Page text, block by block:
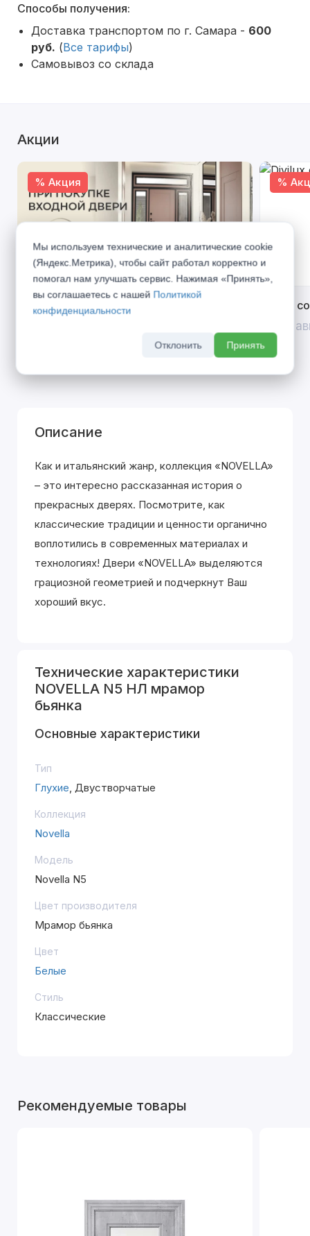
Способы получения:
Доставка транспортом по г. Самара - 600
руб. (Все тарифы)
Самовывоз со склада
Акции
% Акция
Открой двери выгоде. Дополнительная
%
Divilux
До 31
Описание
Как и итальянский жанр, коллекция «NOVELLA»
– это интересно рассказанная история о
прекрасных дверях. Посмотрите, как
классические традиции и ценности органично
воплотились в современных материалах и
технологиях! Двери «NOVELLA» выделяютcя
грациозной геометрией и подчеркнут Ваш
хороший вкус.
Технические характеристики
NOVELLA N5 НЛ мрамор
бьянка
Основные характеристики
Тип
Глухие, Двустворчатые
Коллекция
Novella
Модель
Novella N5
Цвет производителя
Мрамор бьянка
Цвет
Белые
Стиль
Классические
Рекомендуемые товары
Мы используем технические и аналитические cookie
(Яндекс.Метрика), чтобы сайт работал корректно и
помогал нам улучшать сервис. Нажимая «Принять»,
вы соглашаетесь с нашей Политикой
конфиденциальности
Отклонить Принять